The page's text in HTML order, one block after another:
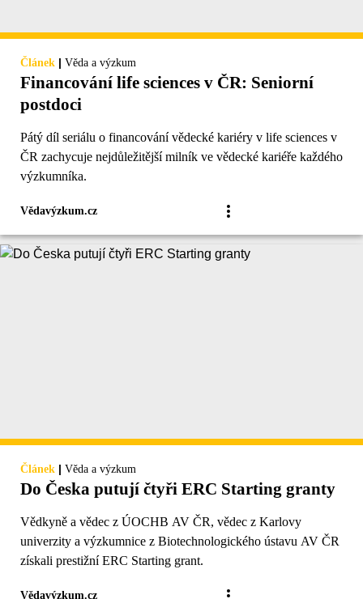
Článek | Věda a výzkum
Financování life sciences v ČR: Seniorní
postdoci
Pátý díl seriálu o financování vědecké kariéry v life sciences v
ČR zachycuje nejdůležitější milník ve vědecké kariéře každého
výzkumníka.
Vědavýzkum.cz
Článek | Věda a výzkum
Do Česka putují čtyři ERC Starting granty
Vědkyně a vědec z ÚOCHB AV ČR, vědec z Karlovy
univerzity a výzkumnice z Biotechnologického ústavu AV ČR
získali prestižní ERC Starting grant.
Vědavýzkum.cz